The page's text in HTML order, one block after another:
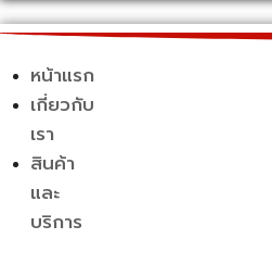
หน้าแรก
เกี่ยวกับ
เรา
สินค้า
และ
บริการ